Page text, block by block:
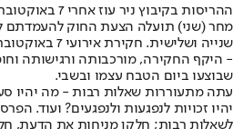
ההריסות בקיבוץ ניר עוז אחרי 7 באוקטובר, צילום: לירון מולדובן
מחר (שני) תועלה הצעת החוק להעמדתם
שנייה ושלישית.
- היקף החקירה, מורכבותה ורגישותה
שבוצעו ביום הטבח עצמו ובשבי.
עתה מתעוררות שאלות רבות - מה יהיו
יהיו זכויות לנפגעות ולנפגעים? ועוד.
לשאלות רבות; חלקן מניחות את הדעת,